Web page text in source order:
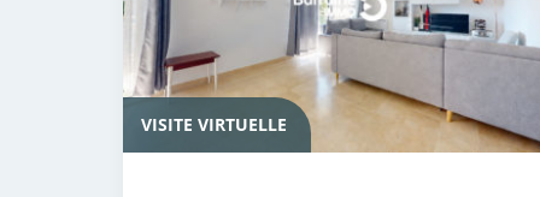
VISITE VIRTUELLE